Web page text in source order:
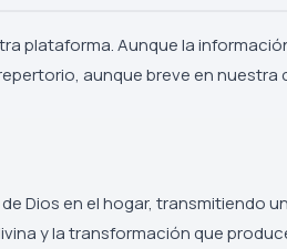
plataforma. Aunque la
aunque breve en
Dios en el hogar, transmitiendo
y la transformación que